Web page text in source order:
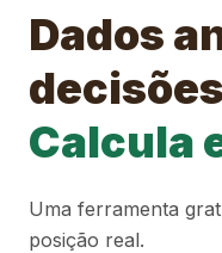
Dados
Calcula
Uma ferramenta
posição real.